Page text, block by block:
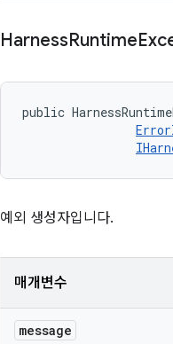
HarnessRuntime
public
예외 생성자입니다.
매개변수
message